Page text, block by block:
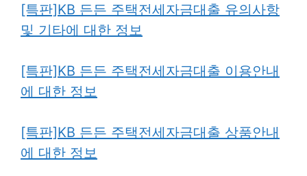
[특판]KB 든든 주택전세자금대출 유의사항
및 기타에 대한 정보
[특판]KB 든든 주택전세자금대출 이용안내
에 대한 정보
[특판]KB 든든 주택전세자금대출 상품안내
에 대한 정보